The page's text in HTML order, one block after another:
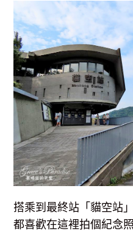
搭乘到最終站「貓空站
都喜歡在這裡拍個紀念